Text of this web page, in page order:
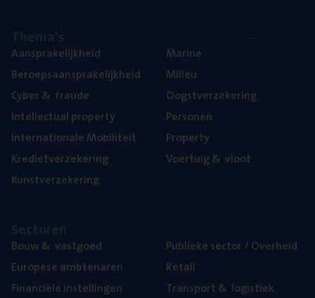
Aan­spra­ke­lijk­heid
Beroeps­aan­spra­ke­lijk­heid
Cyber& fraude
Intel­lec­tu­al property
Inter­na­ti­o­na­le Mobiliteit
Kre­diet­ver­ze­ke­ring
Kunst­ver­ze­ke­ring
Mari­ne
Mili­eu
Oogst­ver­ze­ke­ring
Per­so­nen
Pro­per­ty
Voer­tuig& vloot
Bouw& vastgoed
Euro­pe­se ambtenaren
Finan­ci­ë­le instellingen
Publie­ke sec­tor / Overheid
Retail
Trans­port& logistiek